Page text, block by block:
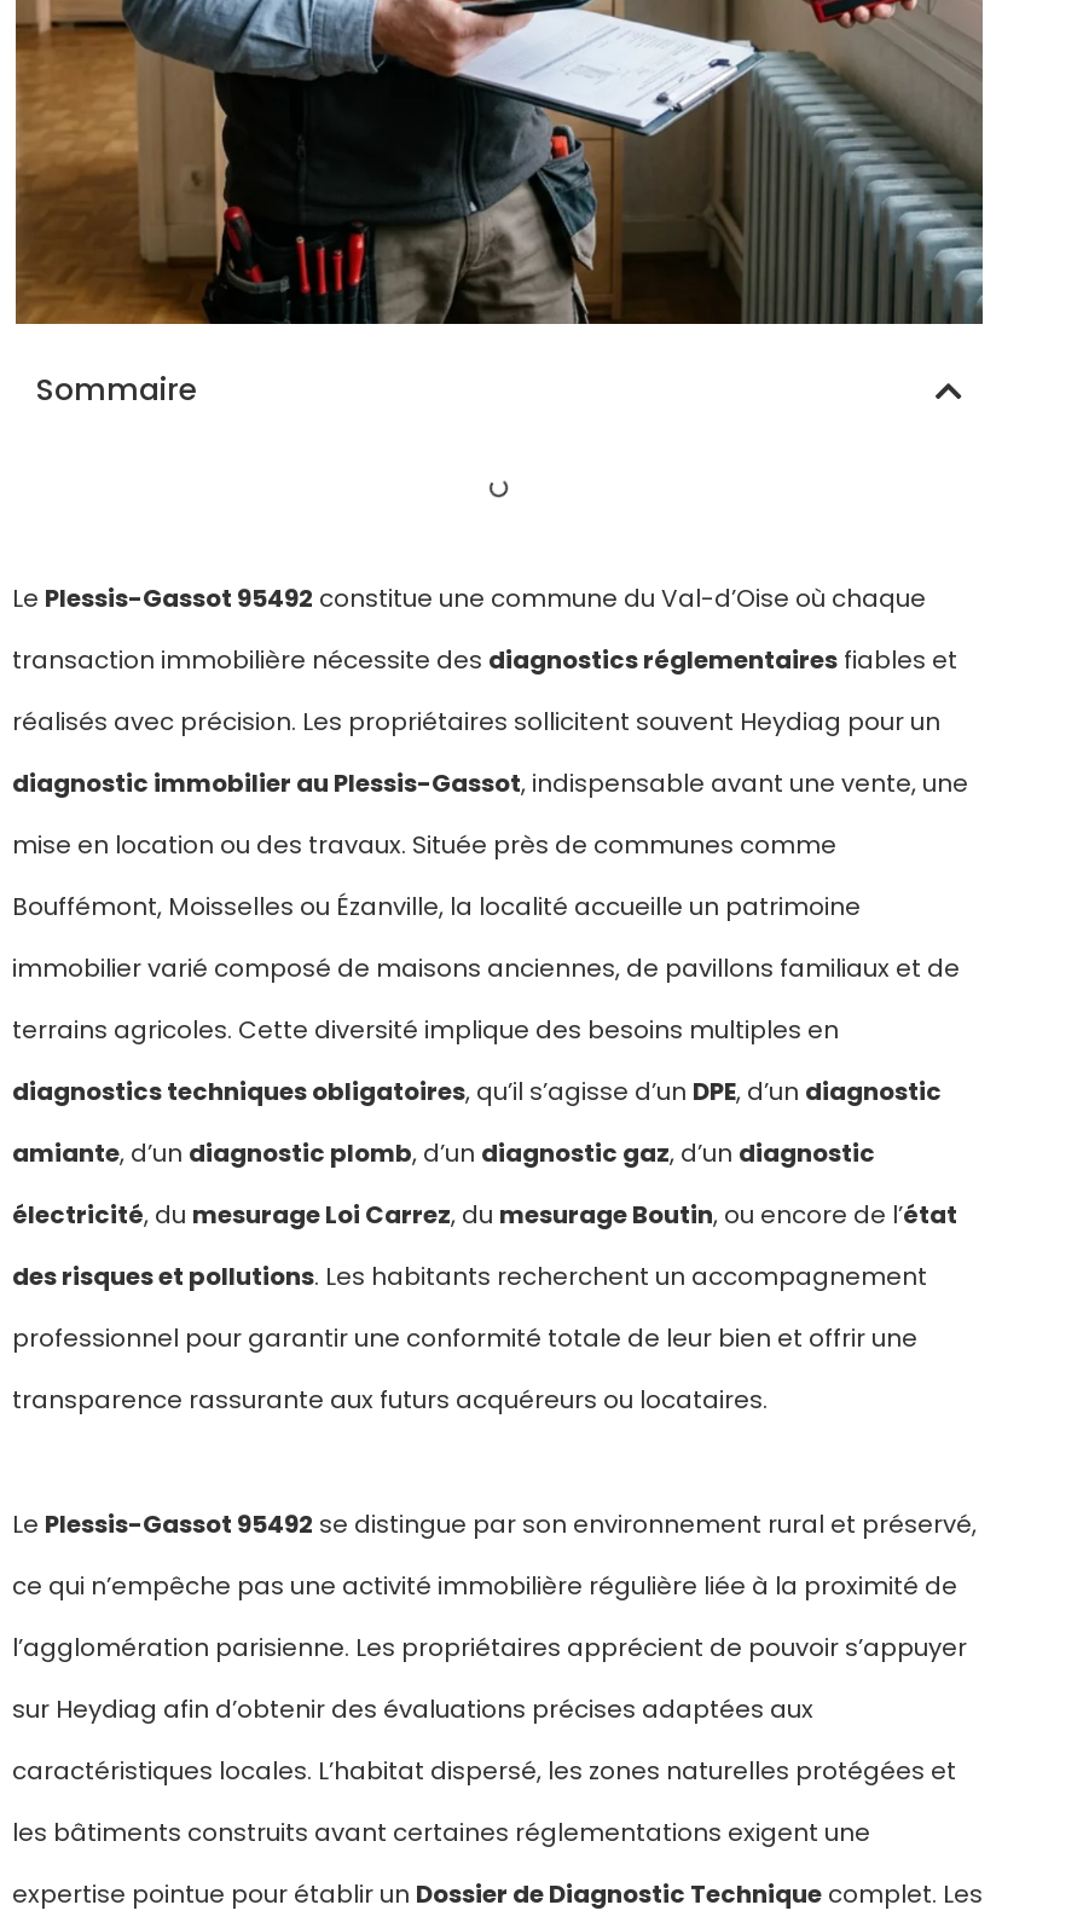
Sommaire
Le Plessis-Gassot 95492 constitue une commune du Val-d’Oise où chaque
transaction immobilière nécessite des diagnostics réglementaires fiables et
réalisés avec précision. Les propriétaires sollicitent souvent Heydiag pour un
diagnostic immobilier au Plessis-Gassot, indispensable avant une vente, une
mise en location ou des travaux. Située près de communes comme
Bouffémont, Moisselles ou Ézanville, la localité accueille un patrimoine
immobilier varié composé de maisons anciennes, de pavillons familiaux et de
terrains agricoles. Cette diversité implique des besoins multiples en
diagnostics techniques obligatoires, qu’il s’agisse d’un DPE, d’un diagnostic
amiante, d’un diagnostic plomb, d’un diagnostic gaz, d’un diagnostic
électricité, du mesurage Loi Carrez, du mesurage Boutin, ou encore de l’état
des risques et pollutions. Les habitants recherchent un accompagnement
professionnel pour garantir une conformité totale de leur bien et offrir une
transparence rassurante aux futurs acquéreurs ou locataires.
Le Plessis-Gassot 95492 se distingue par son environnement rural et préservé,
ce qui n’empêche pas une activité immobilière régulière liée à la proximité de
l’agglomération parisienne. Les propriétaires apprécient de pouvoir s’appuyer
sur Heydiag afin d’obtenir des évaluations précises adaptées aux
caractéristiques locales. L’habitat dispersé, les zones naturelles protégées et
les bâtiments construits avant certaines réglementations exigent une
expertise pointue pour établir un Dossier de Diagnostic Technique complet. Les